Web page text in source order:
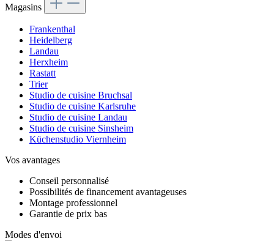
Magasins
Frankenthal
Heidelberg
Landau
Herxheim
Rastatt
Trier
Studio de cuisine Bruchsal
Studio de cuisine Karlsruhe
Studio de cuisine Landau
Studio de cuisine Sinsheim
Küchenstudio Viernheim
Vos avantages
Conseil personnalisé
Possibilités de financement avantageuses
Montage professionnel
Garantie de prix bas
Modes d'envoi